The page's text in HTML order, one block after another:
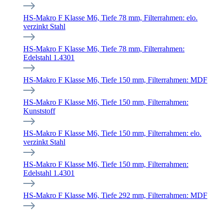
HS-Makro F Klasse M6, Tiefe 78 mm, Filterrahmen: elo.
verzinkt Stahl
HS-Makro F Klasse M6, Tiefe 78 mm, Filterrahmen:
Edelstahl 1.4301
HS-Makro F Klasse M6, Tiefe 150 mm, Filterrahmen: MDF
HS-Makro F Klasse M6, Tiefe 150 mm, Filterrahmen:
Kunststoff
HS-Makro F Klasse M6, Tiefe 150 mm, Filterrahmen: elo.
verzinkt Stahl
HS-Makro F Klasse M6, Tiefe 150 mm, Filterrahmen:
Edelstahl 1.4301
HS-Makro F Klasse M6, Tiefe 292 mm, Filterrahmen: MDF